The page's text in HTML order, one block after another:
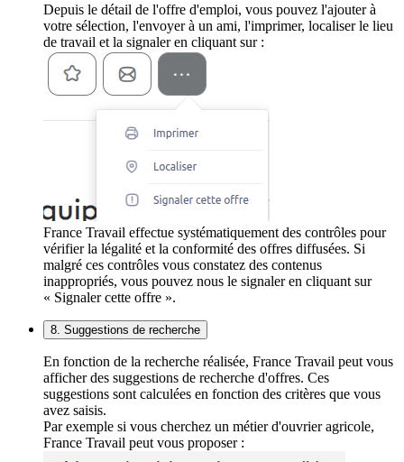
Depuis le détail de l'offre d'emploi, vous pouvez l'ajouter à
votre sélection, l'envoyer à un ami, l'imprimer, localiser le lieu
de travail et la signaler en cliquant sur :
France Travail effectue systématiquement des contrôles pour
vérifier la légalité et la conformité des offres diffusées. Si
malgré ces contrôles vous constatez des contenus
inappropriés, vous pouvez nous le signaler en cliquant sur
« Signaler cette offre ».
8. Suggestions de recherche
En fonction de la recherche réalisée, France Travail peut vous
afficher des suggestions de recherche d'offres. Ces
suggestions sont calculées en fonction des critères que vous
avez saisis.
Par exemple si vous cherchez un métier d'ouvrier agricole,
France Travail peut vous proposer :